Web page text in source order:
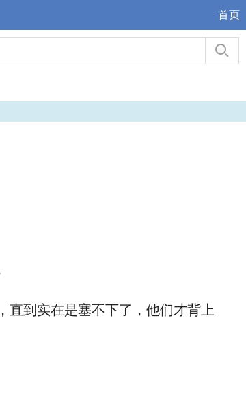
首页
到实在是塞不下了，他们才背上